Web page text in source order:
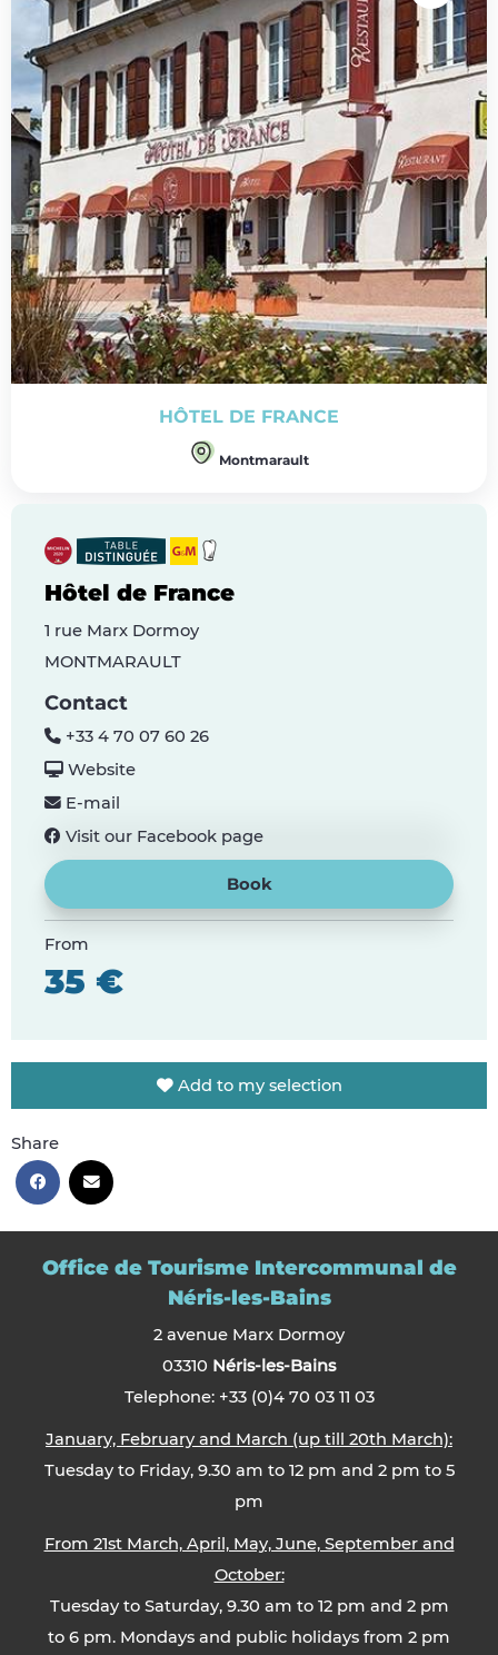
HÔTEL DE FRANCE
Montmarault
Hôtel de France
1 rue Marx Dormoy
MONTMARAULT
Contact
+33 4 70 07 60 26
Website
E-mail
Visit our Facebook page
Book
From
35 €
Add to my selection
Share
Office de Tourisme Intercommunal de
Néris-les-Bains
2 avenue Marx Dormoy
03310 Néris-les-Bains
Telephone: +33 (0)4 70 03 11 03
January, February and March (up till 20th March):
Tuesday to Friday, 9.30 am to 12 pm and 2 pm to 5
pm
From 21st March, April, May, June, September and
October:
Tuesday to Saturday, 9.30 am to 12 pm and 2 pm
to 6 pm. Mondays and public holidays from 2 pm